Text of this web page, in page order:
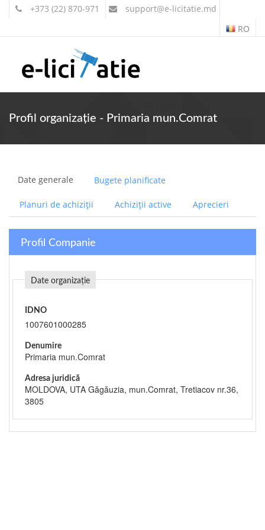
+373 (22) 870-971 support@e-licitatie.md
RO
Profil organizație - Primaria mun.Comrat
Date generale Bugete planificate
Planuri de achiziții Achiziții active Aprecieri
Profil Companie
Date organizație
IDNO
1007601000285
Denumire
Primaria mun.Comrat
Adresa juridică
MOLDOVA, UTA Găgăuzia, mun.Comrat, Tretiacov nr.36,
3805